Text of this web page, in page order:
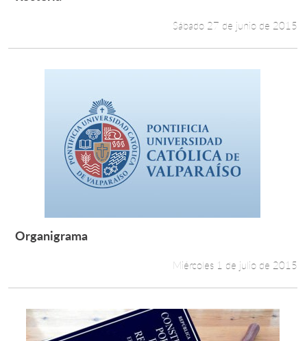
Sábado 27 de junio de 2015
Organigrama
Miércoles 1 de julio de 2015